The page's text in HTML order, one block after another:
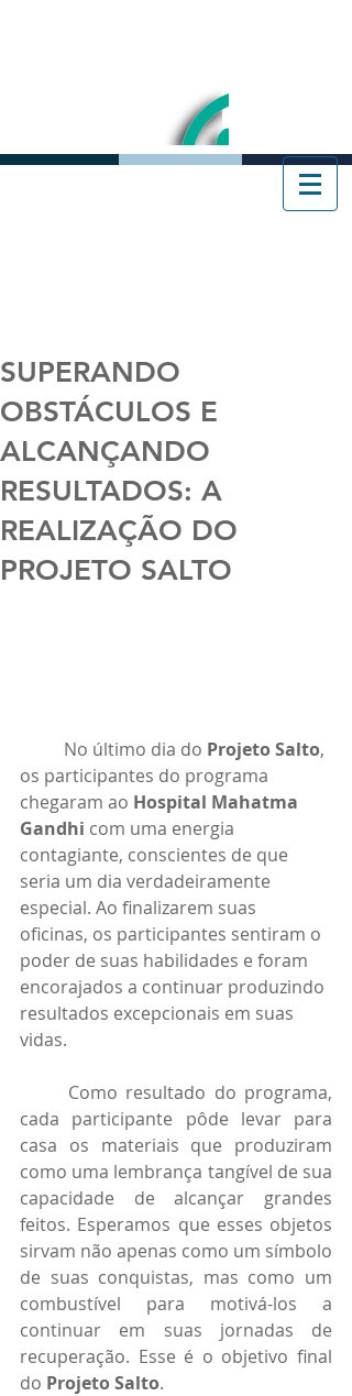
SUPERANDO
OBSTÁCULOS E
ALCANÇANDO
RESULTADOS: A
REALIZAÇÃO DO
PROJETO SALTO
	No último dia do
Projeto Salto,
os participantes do programa
chegaram ao Hospital Mahatma
Gandhi com uma energia
contagiante, conscientes de que
seria um dia verdadeiramente
especial. Ao finalizarem suas
oficinas, os participantes sentiram o
poder de suas habilidades e foram
encorajados a continuar produzindo
resultados excepcionais em suas
vidas.
cada participante pôde levar para
casa os materiais que produziram
como uma lembrança tangível de sua
capacidade de alcançar grandes
feitos. Esperamos que esses objetos
sirvam não apenas como um símbolo
de suas conquistas, mas como um
combustível para motivá-los a
continuar em suas jornadas de
recuperação. Esse é o objetivo final
do Projeto Salto.